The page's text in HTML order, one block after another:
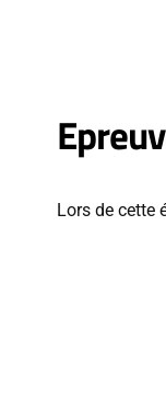
Lors de cette